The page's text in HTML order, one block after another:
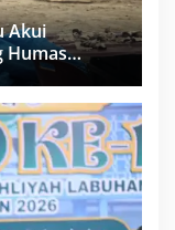
Akui
Humas